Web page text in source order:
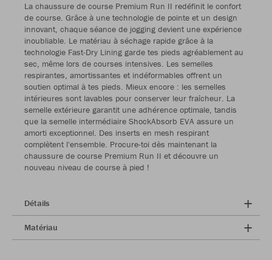
La chaussure de course Premium Run II redéfinit le confort
de course. Grâce à une technologie de pointe et un design
innovant, chaque séance de jogging devient une expérience
inoubliable. Le matériau à séchage rapide grâce à la
technologie Fast-Dry Lining garde tes pieds agréablement au
sec, même lors de courses intensives. Les semelles
respirantes, amortissantes et indéformables offrent un
soutien optimal à tes pieds. Mieux encore : les semelles
intérieures sont lavables pour conserver leur fraîcheur. La
semelle extérieure garantit une adhérence optimale, tandis
que la semelle intermédiaire ShockAbsorb EVA assure un
amorti exceptionnel. Des inserts en mesh respirant
complètent l'ensemble. Procure-toi dès maintenant la
chaussure de course Premium Run II et découvre un
nouveau niveau de course à pied !
Détails
Matériau